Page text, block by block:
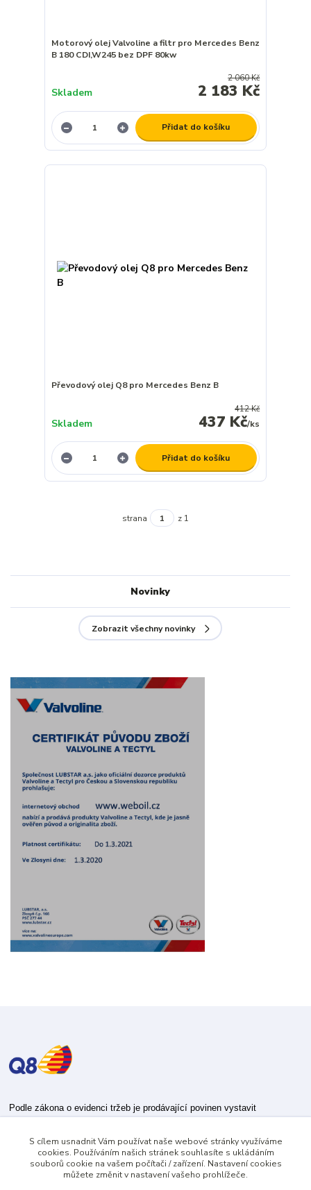
Motorový olej Valvoline a filtr pro Mercedes Benz
B 180 CDI,W245 bez DPF 80kw
2 060 Kč
2 183 Kč
Skladem
Přidat do košíku
Převodový olej Q8 pro Mercedes Benz B
412 Kč
437 Kč/ks
Skladem
Přidat do košíku
strana z 1
Novinky
Zobrazit všechny novinky
Podle zákona o evidenci tržeb je prodávající povinen vystavit
Zároveň je povinen zaevidovat přijatou tržbu u správce daně online; v
případě technického výpadku pak nejpozději do 48 hodin.
S cílem usnadnit Vám používat naše webové stránky využíváme
cookies. Používáním našich stránek souhlasíte s ukládáním
souborů cookie na vašem počítači / zařízení. Nastavení cookies
můžete změnit v nastavení vašeho prohlížeče.